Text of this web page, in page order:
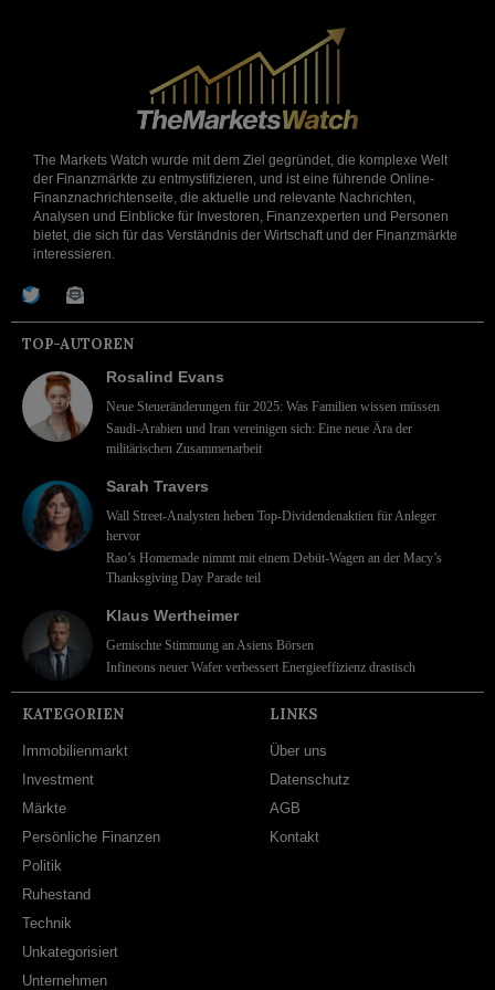
The Markets Watch wurde mit dem Ziel gegründet, die komplexe Welt
der Finanzmärkte zu entmystifizieren, und ist eine führende Online-
Finanznachrichtenseite, die aktuelle und relevante Nachrichten,
Analysen und Einblicke für Investoren, Finanzexperten und Personen
bietet, die sich für das Verständnis der Wirtschaft und der Finanzmärkte
interessieren.
TOP-AUTOREN
Rosalind Evans
Neue Steueränderungen für 2025: Was Familien wissen müssen
Saudi-Arabien und Iran vereinigen sich: Eine neue Ära der
militärischen Zusammenarbeit
Sarah Travers
Wall Street-Analysten heben Top-Dividendenaktien für Anleger
hervor
Rao’s Homemade nimmt mit einem Debüt-Wagen an der Macy’s
Thanksgiving Day Parade teil
Klaus Wertheimer
Gemischte Stimmung an Asiens Börsen
Infineons neuer Wafer verbessert Energieeffizienz drastisch
KATEGORIEN
Immobilienmarkt
Investment
Märkte
Persönliche Finanzen
Politik
Ruhestand
Technik
Unkategorisiert
Unternehmen
LINKS
Über uns
Datenschutz
AGB
Kontakt